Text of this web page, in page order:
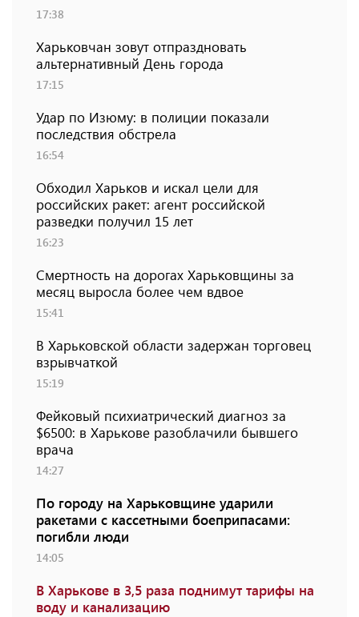
17:38
Харьковчан зовут отпраздновать
альтернативный День города
17:15
Удар по Изюму: в полиции показали
последствия обстрела
16:54
Обходил Харьков и искал цели для
российских ракет: агент российской
разведки получил 15 лет
16:23
Смертность на дорогах Харьковщины за
месяц выросла более чем вдвое
15:41
В Харьковской области задержан торговец
взрывчаткой
15:19
Фейковый психиатрический диагноз за
$6500: в Харькове разоблачили бывшего
врача
14:27
По городу на Харьковщине ударили
ракетами с кассетными боеприпасами:
погибли люди
14:05
В Харькове в 3,5 раза поднимут тарифы на
воду и канализацию